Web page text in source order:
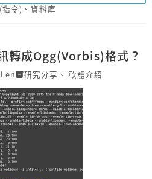
令) 、 資料庫
轉成Ogg(Vorbis)格式？
研究分享 、 軟體介紹